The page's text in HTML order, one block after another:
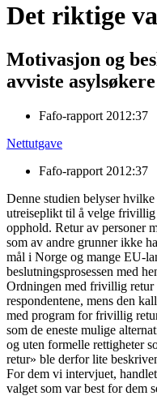
Det riktige
Motivasjon og
avviste
Fafo-rapport 2012:37
Nettutgave
Fafo-rapport 2012:37
Denne studien belyser
utreiseplikt til å velge
opphold. Retur av personer
som av andre grunner ikke
mål i Norge og mange EU-
beslutningsprosessen med
Ordningen med frivillig retur
respondentene, mens den
med program for frivillig
som de eneste mulige
og uten formelle rettigheter
retur» ble derfor lite
For dem vi intervjuet,
valget som var best for dem